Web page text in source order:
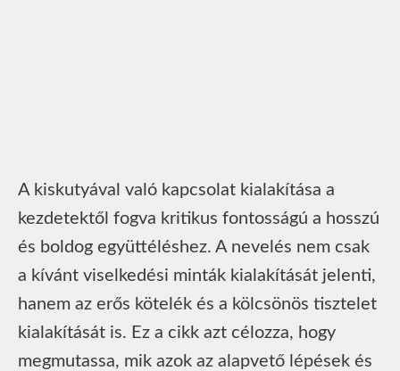
A kiskutyával való kapcsolat kialakítása a
kezdetektől fogva kritikus fontosságú a hosszú
és boldog együttéléshez. A nevelés nem csak
a kívánt viselkedési minták kialakítását jelenti,
hanem az erős kötelék és a kölcsönös tisztelet
kialakítását is. Ez a cikk azt célozza, hogy
megmutassa, mik azok az alapvető lépések és